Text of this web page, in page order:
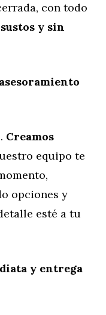
con todo
y sin
Creamos
equipo te
opciones y
esté a tu
y entrega